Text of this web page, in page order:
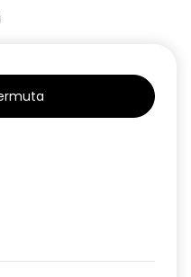
assist
posteriori